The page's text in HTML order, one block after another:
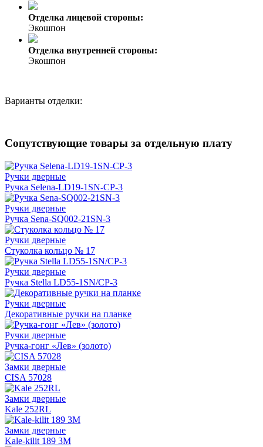
Отделка лицевой стороны:
Экошпон
Отделка внутренней стороны:
Экошпон
Варианты отделки:
Сопутствующие товары за отдельную плату
Ручки дверные
Ручка Selena-LD19-1SN-CP-3
Ручки дверные
Ручка Sena-SQ002-21SN-3
Ручки дверные
Стуколка кольцо № 17
Ручки дверные
Ручка Stella LD55-1SN/CP-3
Ручки дверные
Декоративные ручки на планке
Ручки дверные
Ручка-гонг «Лев» (золото)
Замки дверные
CISA 57028
Замки дверные
Kale 252RL
Замки дверные
Kale-kilit 189 3M